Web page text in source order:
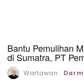
Bantu Pemulihan
di Sumatra, PT
Donasikan Hasil
Rp. 150 Juta
Wartawan :